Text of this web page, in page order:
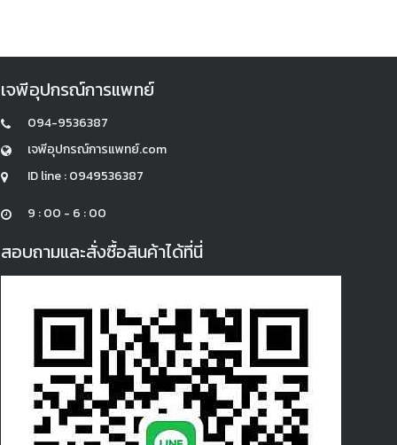
เจพีอุปกรณ์การแพทย์
094-9536387
เจพีอุปกรณ์การแพทย์.com
ID line : 0949536387
9 : 00 - 6 : 00
สอบถามและสั่งซื้อสินค้าได้ที่นี่